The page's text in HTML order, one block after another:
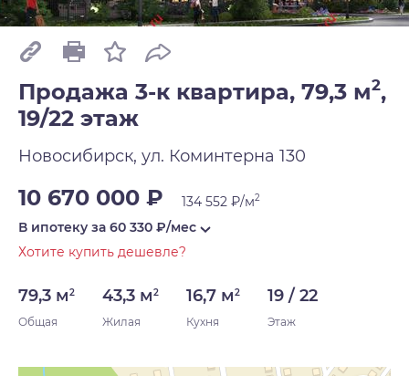
Продажа 3-к квартира, 79,3 м2,
19/22 этаж
Новосибирск, ул. Коминтерна 130
10 670 000 ₽ 134 552 ₽/м2
В ипотеку за 60 330 ₽/мес
Хотите купить дешевле?
79,3 м2
Общая
43,3 м2
Жилая
16,7 м2
Кухня
19 / 22
Этаж